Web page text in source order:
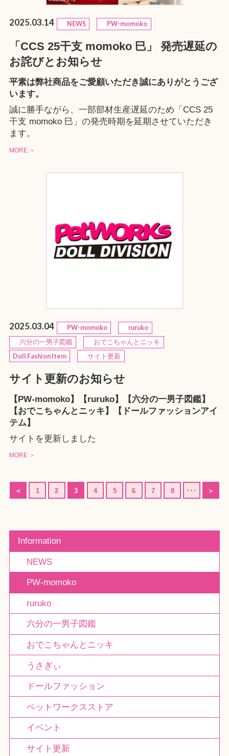
2025.03.14 NEWS PW-momoko
「CCS 25干支 momoko 巳」 発売遅延の
お詫びとお知らせ
平素は弊社商品をご愛顧いただき誠にありがとうござ
います。
誠に勝手ながら、一部部材生産遅延のため「CCS 25
干支 momoko 巳」の発売時期を延期させていただき
ます。
MORE ＞
2025.03.04 PW-momoko
ruruko
六分の一男子図鑑
おでこちゃんとニッキ
Doll Fashion Item
サイト更新
サイト更新のお知らせ
【PW-momoko】【ruruko】【六分の一男子図鑑】
【おでこちゃんとニッキ】【ドールファッションアイ
テム】
サイトを更新しました
MORE ＞
＜ 1 2 3 4 5 6 7 8 ･･･ ＞
Information
NEWS
PW-momoko
ruruko
六分の一男子図鑑
おでこちゃんとニッキ
うさぎぃ
ドールファッション
ペットワークスストア
イベント
サイト更新